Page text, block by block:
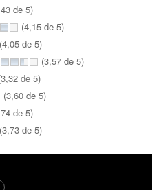
de 5)
(4,15 de 5)
(4,05 de 5)
(3,57 de 5)
de 5)
(3,60 de 5)
de 5)
(3,73 de 5)